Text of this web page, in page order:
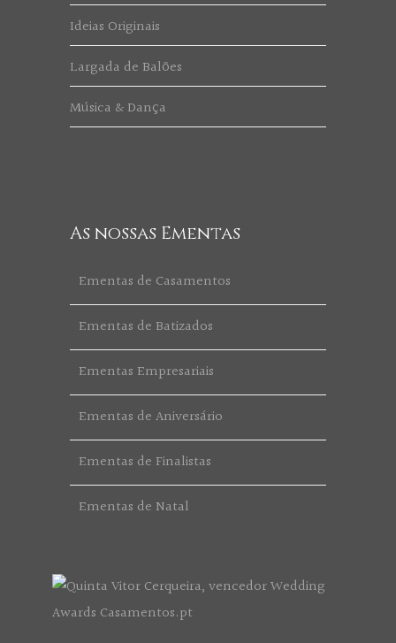
Ideias Originais
Largada de Balões
Música & Dança
As nossas Ementas
Ementas de Casamentos
Ementas de Batizados
Ementas Empresariais
Ementas de Aniversário
Ementas de Finalistas
Ementas de Natal